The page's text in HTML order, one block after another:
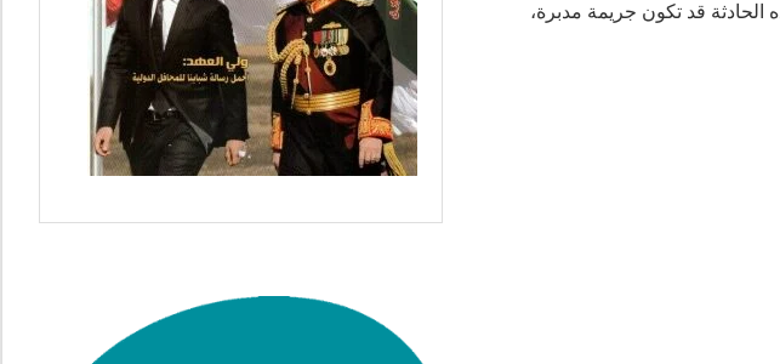
الحادثة قد تكون جريمة مدبرة،